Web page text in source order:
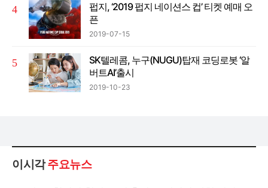
펍지, ‘2019 펍지 네이션스 컵’ 티켓 예매 오
픈
2019-07-15
SK텔레콤, 누구(NUGU)탑재 코딩로봇 ‘알
버트AI’출시
2019-10-23
이시각주요뉴스